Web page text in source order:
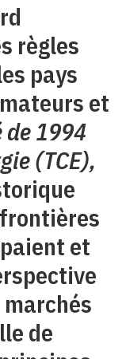
règles
pays
et
1994
(TCE),
et
de